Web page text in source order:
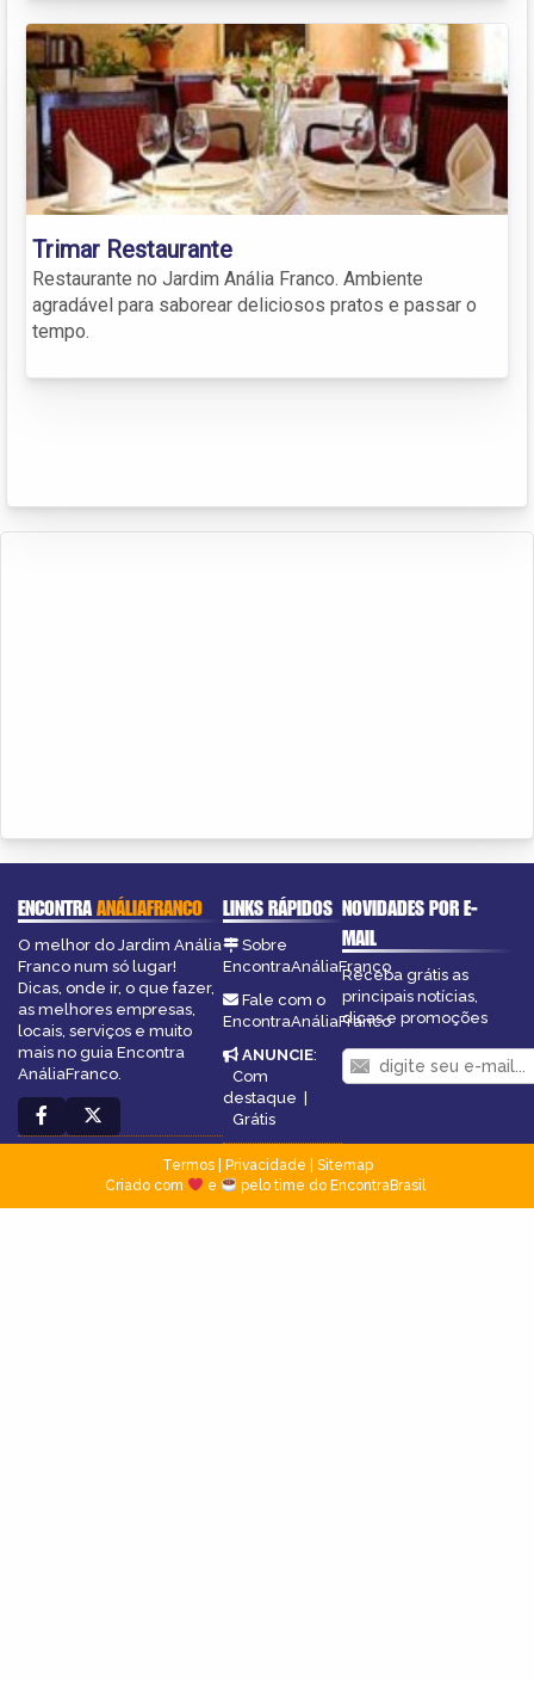
Trimar Restaurante
Restaurante no Jardim Anália Franco. Ambiente
agradável para saborear deliciosos pratos e passar o
tempo.
ENCONTRAANÁLIAFRANCO
O melhor do Jardim Anália
Franco num só lugar!
Dicas, onde ir, o que fazer,
as melhores empresas,
locais, serviços e muito
mais no guia Encontra
AnáliaFranco.
LINKS RÁPIDOS
Sobre
EncontraAnáliaFranco
Fale com o
EncontraAnáliaFranco
ANUNCIE:
Com
destaque |
Grátis
NOVIDADES POR E-
MAIL
Receba grátis as
principais notícias,
dicas e promoções
Termos| Privacidade
Sitemap
Criado com
e pelo time do EncontraBrasil